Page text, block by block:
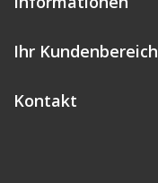
Ihr Kundenbereich
Kontakt